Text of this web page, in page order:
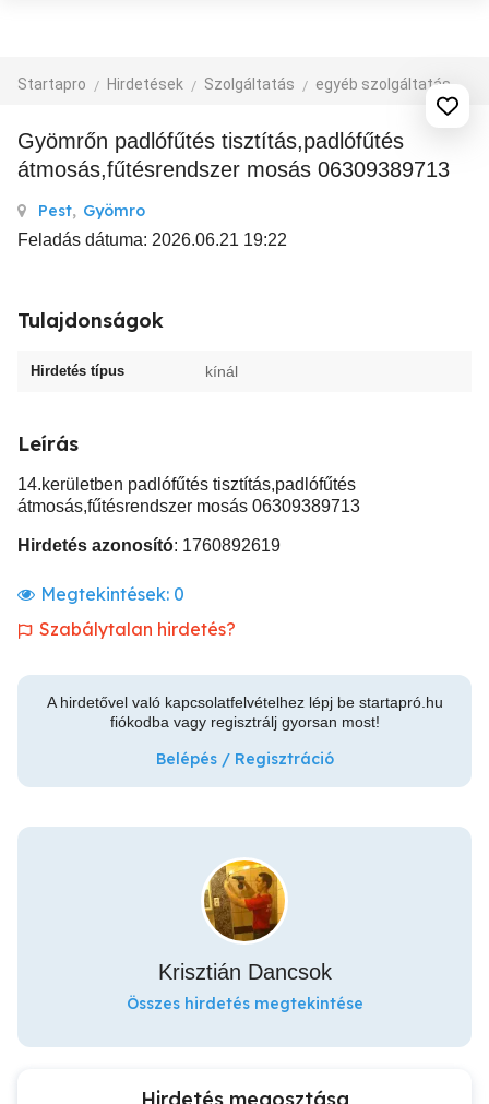
Startapro Hirdetések Szolgáltatás egyéb szolgáltatás
Gyömrőn padlófűtés tisztítás,padlófűtés
átmosás,fűtésrendszer mosás 06309389713
Pest, Gyömro
Feladás dátuma: 2026.06.21 19:22
Tulajdonságok
Hirdetés típus kínál
Leírás
14.kerületben padlófűtés tisztítás,padlófűtés
átmosás,fűtésrendszer mosás 06309389713
Hirdetés azonosító: 1760892619
Megtekintések: 0
Szabálytalan hirdetés?
A hirdetővel való kapcsolatfelvételhez lépj be startapró.hu
fiókodba vagy regisztrálj gyorsan most!
Belépés / Regisztráció
Krisztián Dancsok
Összes hirdetés megtekintése